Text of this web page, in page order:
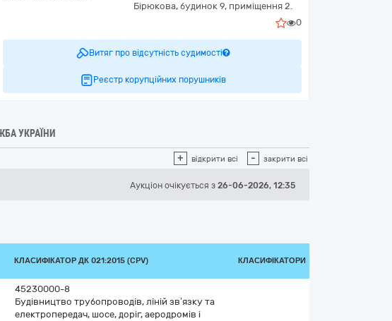
Бірюкова, будинок 9, приміщення 2.
0
Витяг про відсутність судимості
Реєстр корупційних порушників
УКРАЇНИ
+ відкрити всі - закрити всі
Аукціон очікується з 26-06-2026, 12:35
КЛАСИФІКАТОР ДК 021:2015 (CPV) КЛАСИФІКАТОРИ
45230000-8
Будівництво трубопроводів, ліній зв’язку та
електропередач, шосе, доріг, аеродромів і